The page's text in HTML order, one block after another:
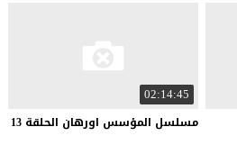
02:14:45
مسلسل المؤسس اورهان الحلقة 13